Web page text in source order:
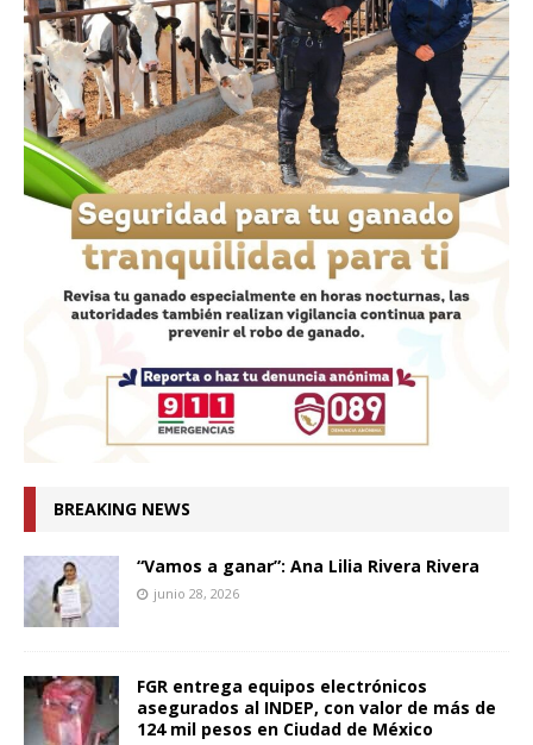
BREAKING NEWS
“Vamos a ganar”: Ana Lilia Rivera Rivera
junio 28, 2026
FGR entrega equipos electrónicos
asegurados al INDEP, con valor de más de
124 mil pesos en Ciudad de México